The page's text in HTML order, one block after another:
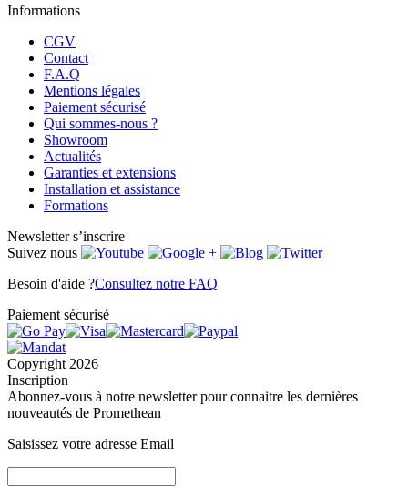
Informations
CGV
Contact
F.A.Q
Mentions légales
Paiement sécurisé
Qui sommes-nous ?
Showroom
Actualités
Garanties et extensions
Installation et assistance
Formations
Newsletter s’inscrire
Suivez nous
Besoin d'aide ?Consultez notre FAQ
Paiement sécurisé
Copyright 2026
Inscription
Abonnez-vous à notre newsletter pour connaitre les dernières
nouveautés de Promethean
Saisissez votre adresse Email